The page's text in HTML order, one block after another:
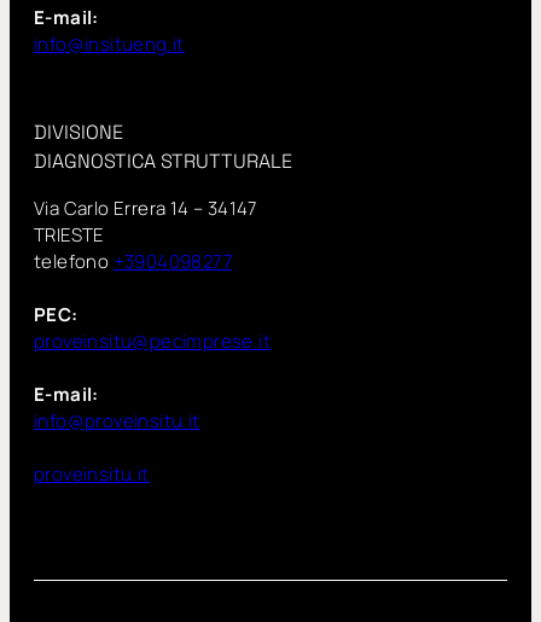
E-mail:
info@insitueng.it
DIVISIONE
DIAGNOSTICA STRUTTURALE
Via Carlo Errera 14 – 34147
TRIESTE
telefono +3904098277
PEC:
proveinsitu@pecimprese.it
E-mail:
info@proveinsitu.it
proveinsitu.it